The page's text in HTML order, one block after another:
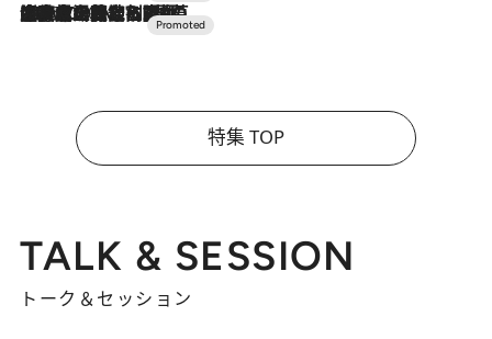
2026.7.10
NEW OPEN！【界 草津】名湯の地に誕生。趣の異なる2種の温泉と上州ならではの会席・蕎麦割烹など美食を味わう究極の癒やし旅
特集 TOP
TALK & SESSION
トーク＆セッション